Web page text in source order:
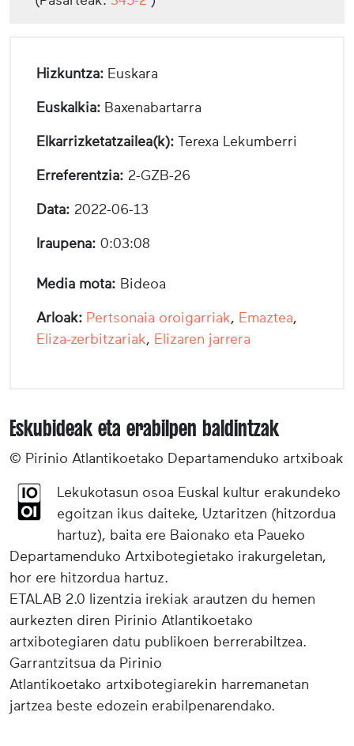
Hizkuntza: Euskara
Euskalkia: Baxenabartarra
Elkarrizketatzailea(k): Terexa Lekumberri
Erreferentzia: 2-GZB-26
Data: 2022-06-13
Iraupena: 0:03:08
Media mota: Bideoa
Arloak: Pertsonaia oroigarriak, Emaztea,
Eliza-zerbitzariak, Elizaren jarrera
Eskubideak eta erabilpen baldintzak
© Pirinio Atlantikoetako Departamenduko artxiboak
Lekukotasun osoa Euskal kultur erakundeko
egoitzan ikus daiteke, Uztaritzen (hitzordua
hartuz), baita ere Baionako eta Paueko
Departamenduko Artxibotegietako irakurgeletan,
hor ere hitzordua hartuz.
ETALAB 2.0 lizentzia irekiak arautzen du hemen
aurkezten diren Pirinio Atlantikoetako
artxibotegiaren datu publikoen berrerabiltzea.
Garrantzitsua da Pirinio
Atlantikoetako artxibotegiarekin harremanetan
jartzea beste edozein erabilpenarendako.